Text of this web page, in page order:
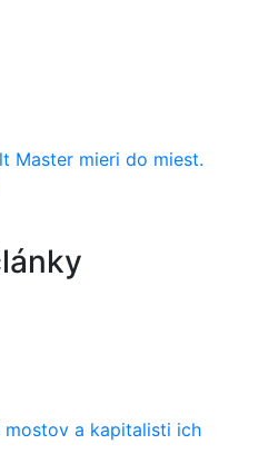
Master mieri do miest.
a kapitalisti ich